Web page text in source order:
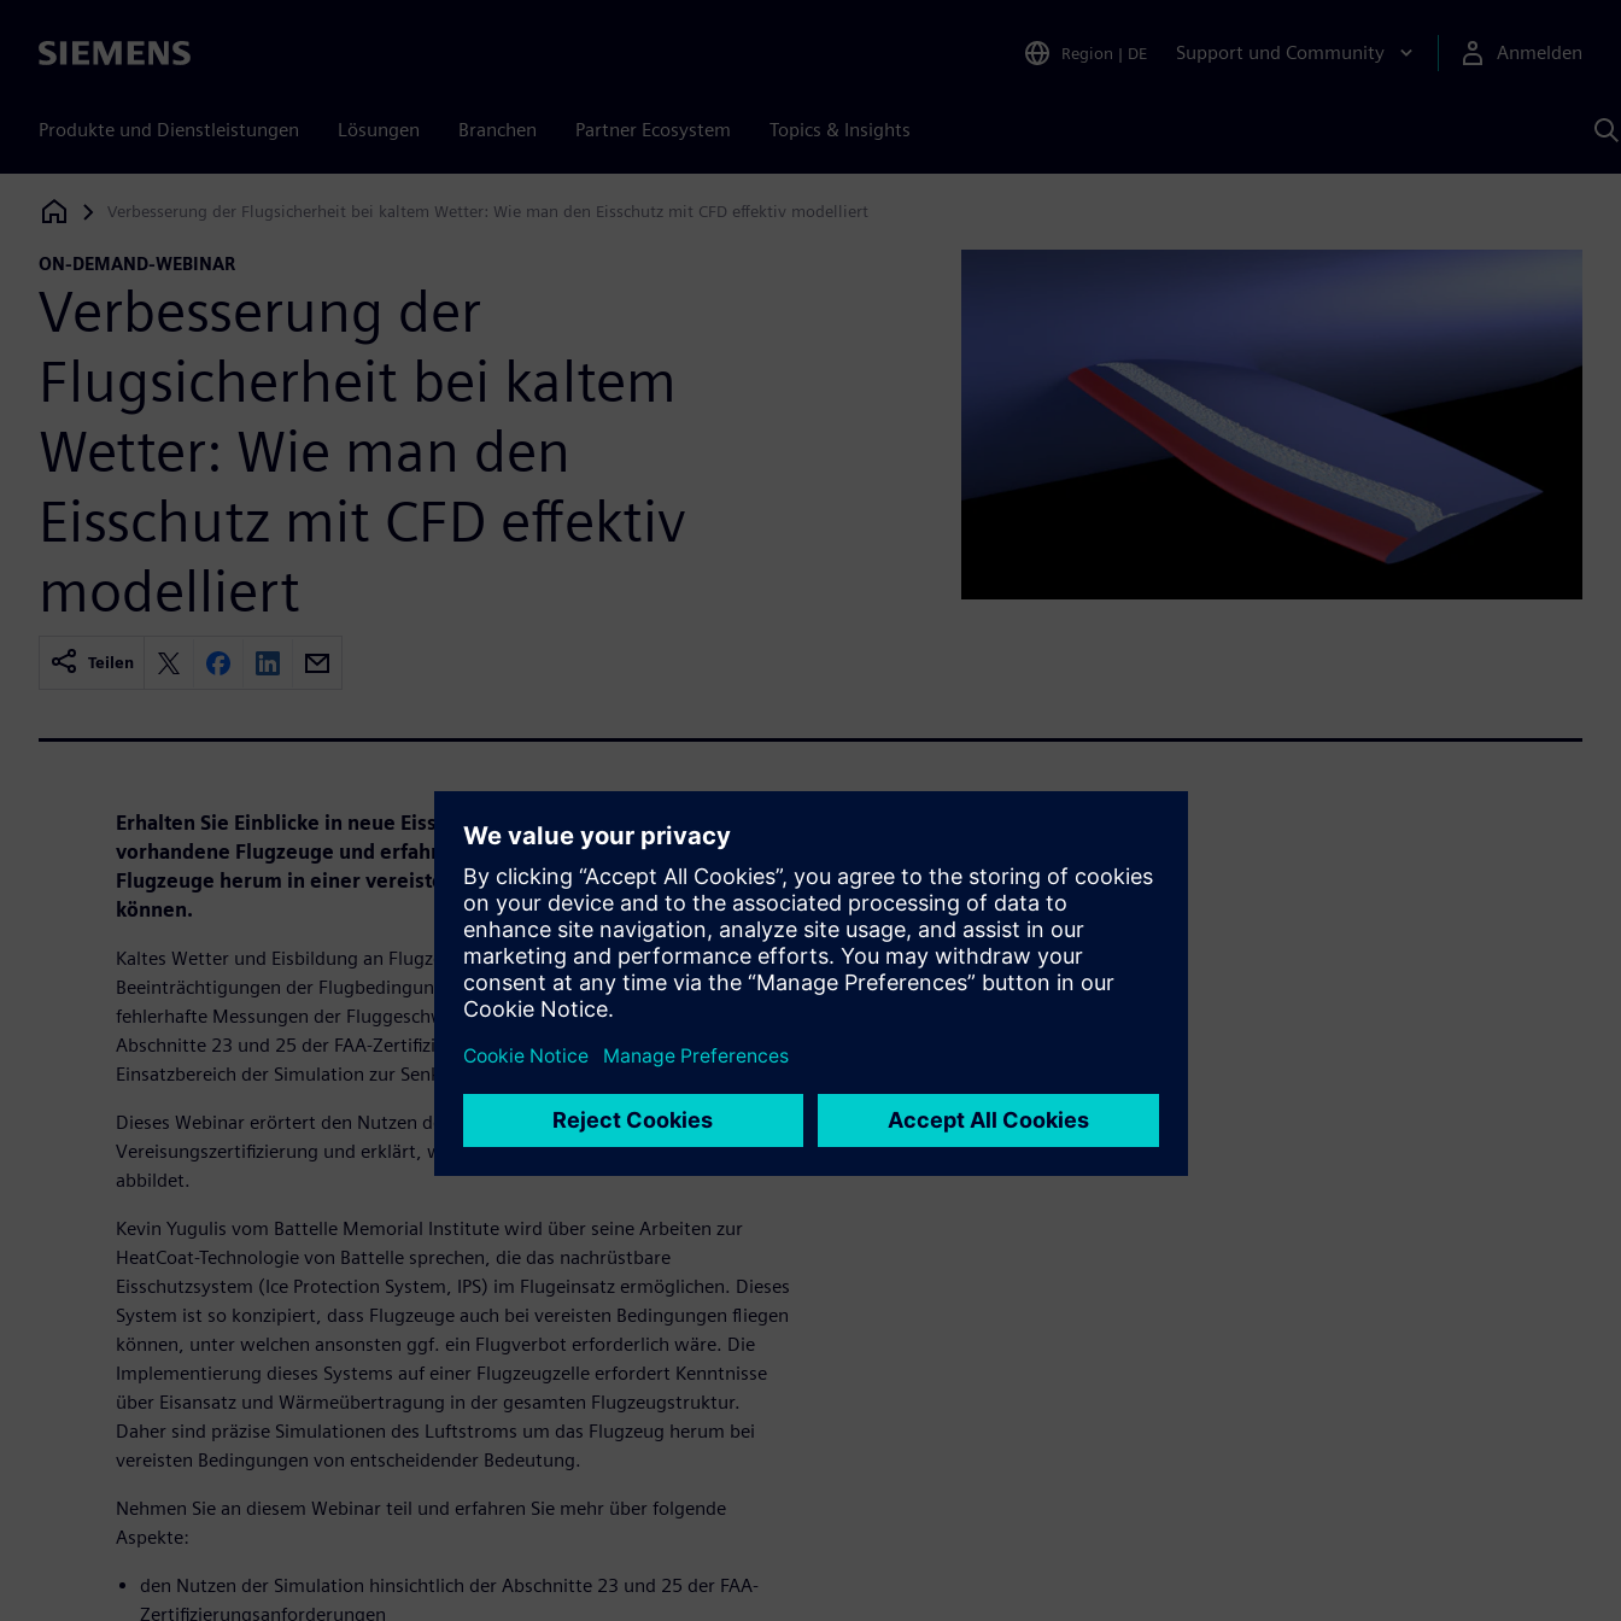
Siemens Region | DE Support und Community Anmelden
Produkte und Dienstleistungen Lösungen Branchen Partner Ecosystem Topics & Insights
KI
Siemens Digital Industries Software
Verbesserung der Flugsicherheit bei kaltem Wetter: Wie man den Eisschutz mit CFD effektiv modelliert
ON-DEMAND-WEBINAR
Verbesserung der
Flugsicherheit bei kaltem
Wetter: Wie man den
Eisschutz mit CFD effektiv
modelliert
Teilen
Erhalten Sie Einblicke in neue Eisschutztechnologien für bereits
vorhandene Flugzeuge und erfahren Sie, wie Sie den Luftstrom um
Flugzeuge herum in einer vereisten Umgebung präzise simulieren
können.
Kaltes Wetter und Eisbildung an Flugzeugen können zu ernsthaften
Beeinträchtigungen der Flugbedingungen führen, wie z. B. Auftriebsverlust und
fehlerhafte Messungen der Fluggeschwindigkeit.Jüngste Ergänzungen der
Abschnitte 23 und 25 der FAA-Zertifizierungsanforderungen haben den
Einsatzbereich der Simulation zur Senkung der Zertifizierungskosten erweitert.
Dieses Webinar erörtert den Nutzen der Simulation für die
Vereisungszertifizierung und erklärt, wie man Eisschutzsysteme mit CFD effektiv
abbildet.
Kevin Yugulis vom Battelle Memorial Institute wird über seine Arbeiten zur
HeatCoat-Technologie von Battelle sprechen, die das nachrüstbare
Eisschutzsystem (Ice Protection System, IPS) im Flugeinsatz ermöglichen. Dieses
System ist so konzipiert, dass Flugzeuge auch bei vereisten Bedingungen fliegen
können, unter welchen ansonsten ggf. ein Flugverbot erforderlich wäre. Die
Implementierung dieses Systems auf einer Flugzeugzelle erfordert Kenntnisse
über Eisansatz und Wärmeübertragung in der gesamten Flugzeugstruktur.
Daher sind präzise Simulationen des Luftstroms um das Flugzeug herum bei
vereisten Bedingungen von entscheidender Bedeutung.
Nehmen Sie an diesem Webinar teil und erfahren Sie mehr über folgende
Aspekte:
den Nutzen der Simulation hinsichtlich der Abschnitte 23 und 25 der FAA-
Zertifizierungsanforderungen